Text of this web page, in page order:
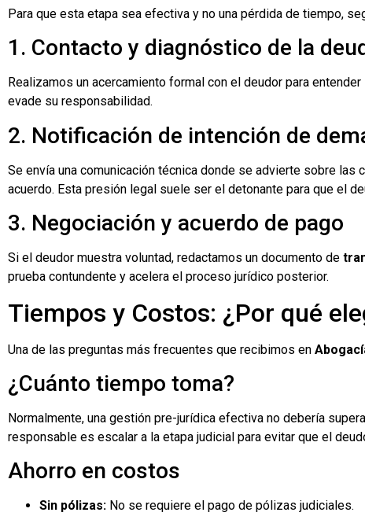
Para que esta etapa sea efectiva y no una pérdida de tiempo,
1. Contacto y diagnóstico de la
Realizamos un acercamiento formal con el deudor para
evade su responsabilidad.
2. Notificación de intención de
Se envía una comunicación técnica donde se advierte sobre
acuerdo. Esta presión legal suele ser el detonante para que el
3. Negociación y acuerdo de pago
Si el deudor muestra voluntad, redactamos un documento de
prueba contundente y acelera el proceso jurídico posterior.
Tiempos y Costos: ¿Por qué
Una de las preguntas más frecuentes que recibimos en
¿Cuánto tiempo toma?
Normalmente, una gestión pre-jurídica efectiva no debería
responsable es escalar a la etapa judicial para evitar que el
Ahorro en costos
Sin pólizas: No se requiere el pago de pólizas judiciales.